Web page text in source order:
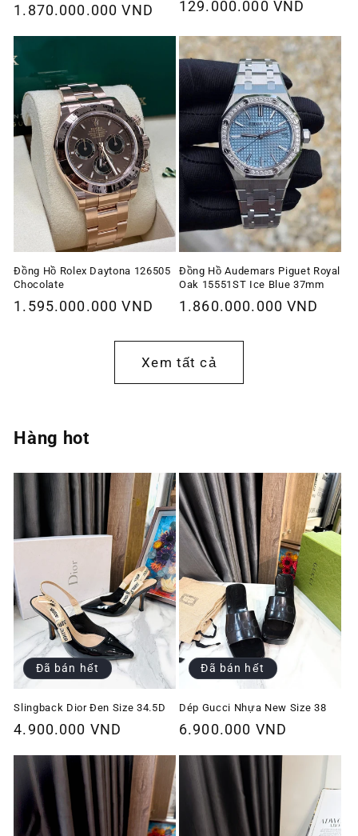
thông
ưu
1.870.000.000 VND
Giá
thường
129.000.000 VND
Đồng Hồ Rolex Daytona 126505
Chocolate
Giá
1.595.000.000 VND
Đồng Hồ Audemars Piguet Royal
Oak 15551ST Ice Blue 37mm
Giá
thường
1.860.000.000 VND
Xem tất cả
Hàng hot
Đã bán hết
Slingback Dior Đen Size 34.5D
Giá
thường
4.900.000 VND
Đã bán hết
Dép Gucci Nhựa New Size 38
Giá
thường
6.900.000 VND